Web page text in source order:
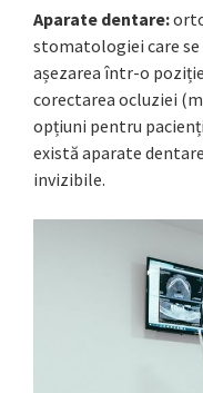
Aparate dentare:
stomatologiei care se
așezarea într-o
corectarea ocluziei
opțiuni pentru
există aparate
invizibile.